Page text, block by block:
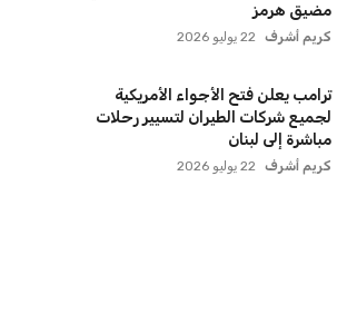
مضيق هرمز
كريم أشرف 22 يوليو 2026
ترامب يعلن فتح الأجواء الأمريكية
لجميع شركات الطيران لتسيير رحلات
مباشرة إلى لبنان
كريم أشرف 22 يوليو 2026